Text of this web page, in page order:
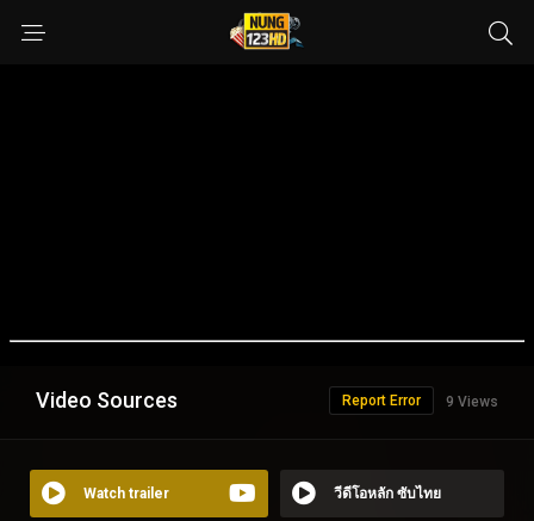
Video Sources 9 Views
Report Error
Watch trailer วีดีโอหลัก ซับไทย